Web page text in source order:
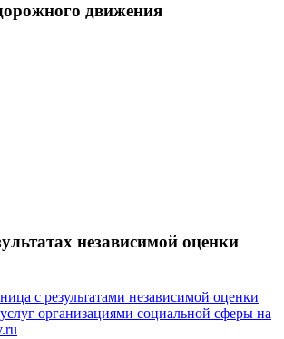
движения
независимой оценки
с результатами независимой оценки
услуг организациями социальной сферы на